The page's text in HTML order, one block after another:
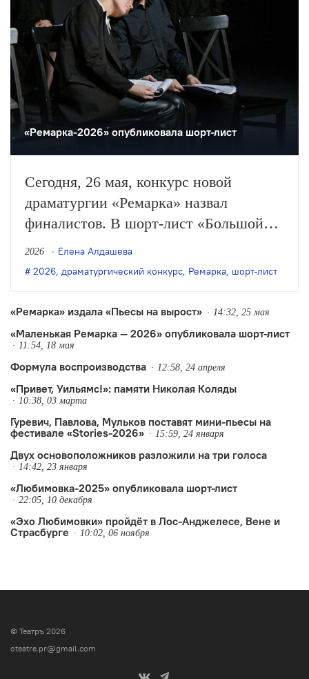
«Ремарка-2026» опубликовала шорт-лист
Сегодня, 26 мая, конкурс новой
драматургии «Ремарка» назвал
финалистов. В шорт-лист «Большой
Ремарки — 2026» вошли 12 пьес.
2026
Елена Алдашева
2026, драматургический конкурс, Ремарка, шорт-лист
«Ремарка» издала «Пьесы на вырост» 14:32, 25 мая
«Маленькая Ремарка — 2026» опубликовала шорт-лист
11:54, 18 мая
Формула воспроизводства 12:58, 24 апреля
«Привет, Уильямс!»: памяти Николая Коляды
10:38, 03 марта
Гуревич, Павлова, Мульков поставят мини-пьесы на
фестивале «Stories-2026»
15:59, 24 января
Двух основоположников разложили на три голоса
14:42, 23 января
«Любимовка-2025» опубликовала шорт-лист
22:05, 10 декабря
«Эхо Любимовки» пройдёт в Лос-Анджелесе, Вене и
Страсбурге
10:02, 06 ноября
© Театръ 2026
oteatre.pr@gmail.com